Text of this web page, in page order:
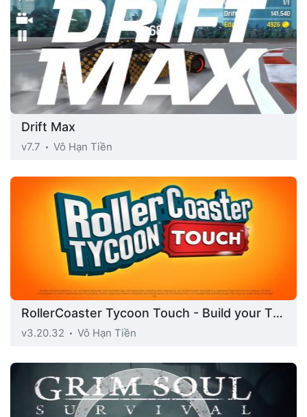
Drift Max
v7.7 Vô Hạn Tiền
RollerCoaster Tycoon Touch - Build your Theme Park
v3.20.32 Vô Hạn Tiền